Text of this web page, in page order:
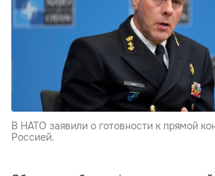
В НАТО заявили о готовности к прямой
Россией.